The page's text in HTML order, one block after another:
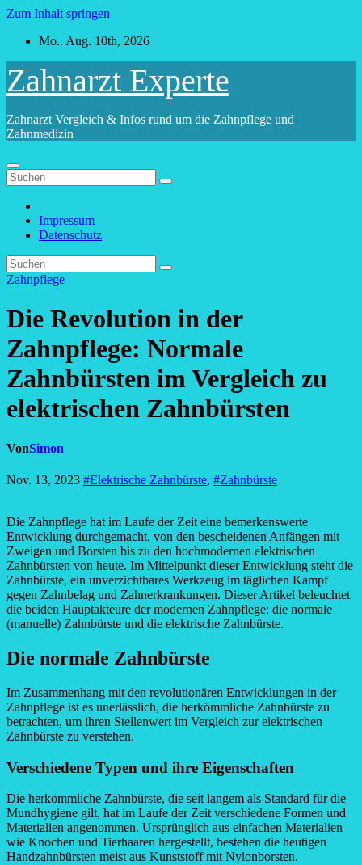
Zum Inhalt springen
Mo.. Aug. 10th, 2026
Zahnarzt Experte
Zahnarzt Vergleich & Infos rund um die Zahnpflege und
Zahnmedizin
Impressum
Datenschutz
Zahnpflege
Die Revolution in der
Zahnpflege: Normale
Zahnbürsten im Vergleich zu
elektrischen Zahnbürsten
VonSimon
Nov. 13, 2023 #Elektrische Zahnbürste, #Zahnbürste
Die Zahnpflege hat im Laufe der Zeit eine bemerkenswerte
Entwicklung durchgemacht, von den bescheidenen Anfängen mit
Zweigen und Borsten bis zu den hochmodernen elektrischen
Zahnbürsten von heute. Im Mittelpunkt dieser Entwicklung steht die
Zahnbürste, ein unverzichtbares Werkzeug im täglichen Kampf
gegen Zahnbelag und Zahnerkrankungen. Dieser Artikel beleuchtet
die beiden Hauptakteure der modernen Zahnpflege: die normale
(manuelle) Zahnbürste und die elektrische Zahnbürste.
Die normale Zahnbürste
Im Zusammenhang mit den revolutionären Entwicklungen in der
Zahnpflege ist es unerlässlich, die herkömmliche Zahnbürste zu
betrachten, um ihren Stellenwert im Vergleich zur elektrischen
Zahnbürste zu verstehen.
Verschiedene Typen und ihre Eigenschaften
Die herkömmliche Zahnbürste, die seit langem als Standard für die
Mundhygiene gilt, hat im Laufe der Zeit verschiedene Formen und
Materialien angenommen. Ursprünglich aus einfachen Materialien
wie Knochen und Tierhaaren hergestellt, bestehen die heutigen
Handzahnbürsten meist aus Kunststoff mit Nylonborsten.